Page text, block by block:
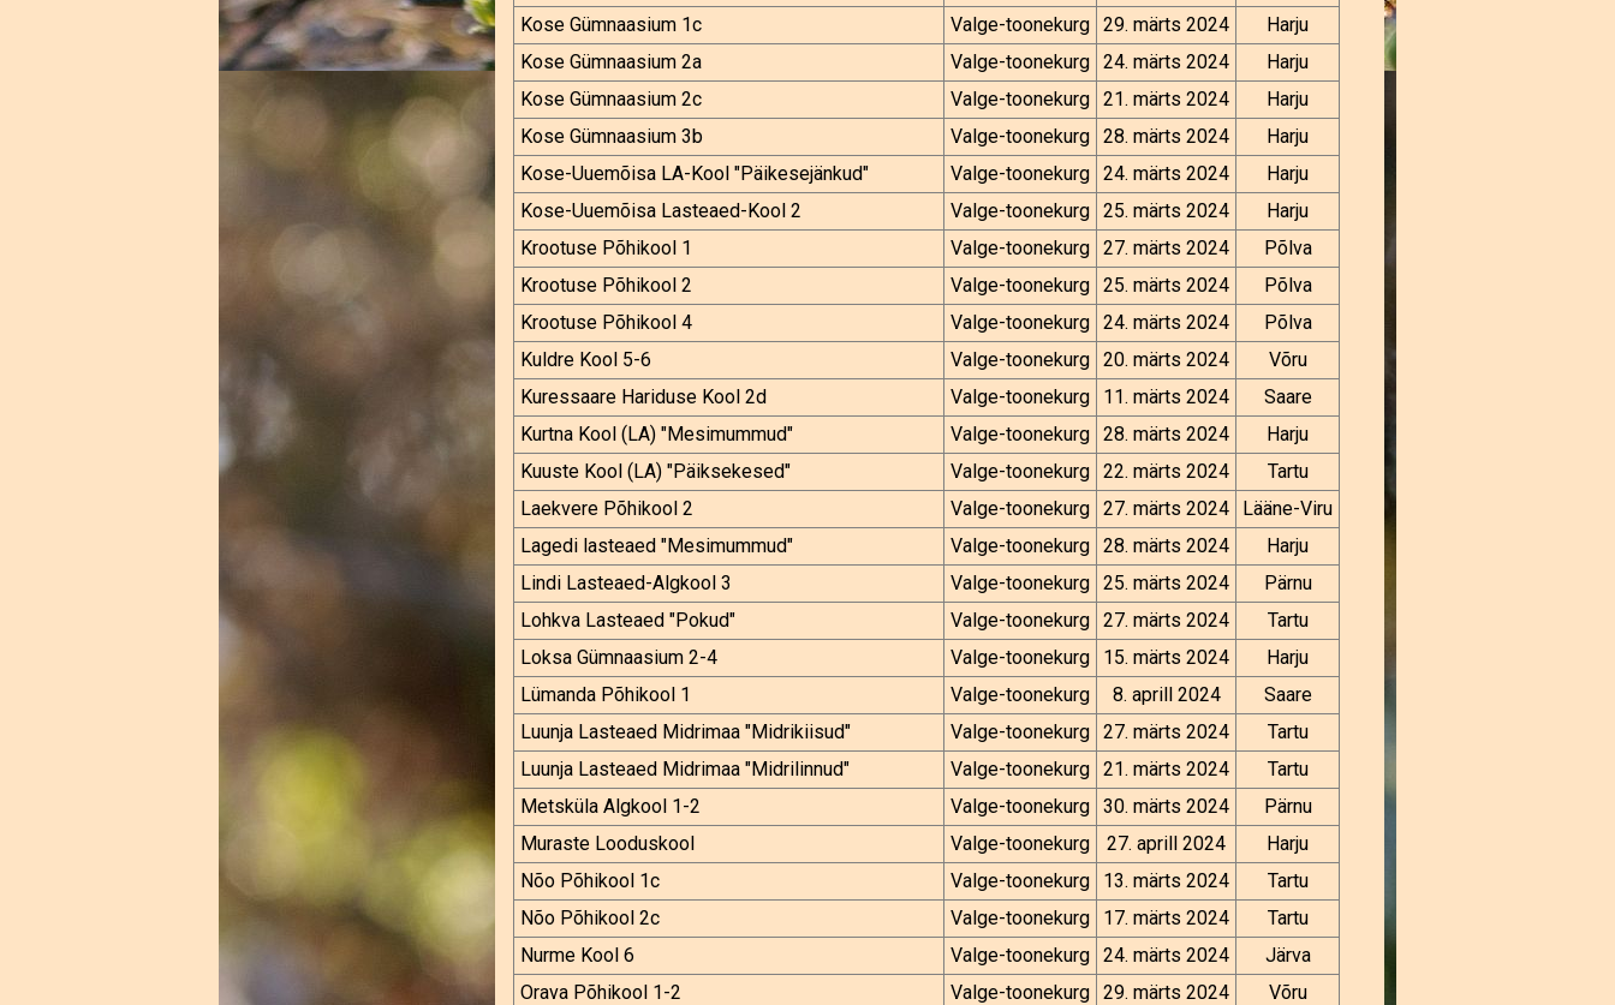
Kose Gümnaasium 1c
Valge-toonekurg 29. märts 2024
Harju
Kose Gümnaasium 2a
Valge-toonekurg 24. märts 2024
Harju
Kose Gümnaasium 2c
Valge-toonekurg 21. märts 2024
Harju
Kose Gümnaasium 3b
Valge-toonekurg 28. märts 2024
Harju
Kose-Uuemõisa LA-Kool "Päikesejänkud"
Valge-toonekurg 24. märts 2024
Harju
Kose-Uuemõisa Lasteaed-Kool 2
Valge-toonekurg 25. märts 2024
Harju
Krootuse Põhikool 1
Valge-toonekurg 27. märts 2024
Põlva
Krootuse Põhikool 2
Valge-toonekurg 25. märts 2024
Põlva
Krootuse Põhikool 4
Valge-toonekurg 24. märts 2024
Põlva
Kuldre Kool 5-6
Valge-toonekurg 20. märts 2024
Võru
Kuressaare Hariduse Kool 2d
Valge-toonekurg 11. märts 2024
Saare
Kurtna Kool (LA) "Mesimummud"
Valge-toonekurg 28. märts 2024
Harju
Kuuste Kool (LA) "Päiksekesed"
Valge-toonekurg 22. märts 2024
Tartu
Laekvere Põhikool 2
Valge-toonekurg 27. märts 2024
Lääne-Viru
Lagedi lasteaed "Mesimummud"
Valge-toonekurg 28. märts 2024
Harju
Lindi Lasteaed-Algkool 3
Valge-toonekurg 25. märts 2024
Pärnu
Lohkva Lasteaed "Pokud"
Valge-toonekurg 27. märts 2024
Tartu
Loksa Gümnaasium 2-4
Valge-toonekurg 15. märts 2024
Harju
Lümanda Põhikool 1
Valge-toonekurg 8. aprill 2024
Saare
Luunja Lasteaed Midrimaa "Midrikiisud"
Valge-toonekurg 27. märts 2024
Tartu
Luunja Lasteaed Midrimaa "Midrilinnud"
Valge-toonekurg 21. märts 2024
Tartu
Metsküla Algkool 1-2
Valge-toonekurg 30. märts 2024
Pärnu
Muraste Looduskool
Valge-toonekurg 27. aprill 2024
Harju
Nõo Põhikool 1c
Valge-toonekurg 13. märts 2024
Tartu
Nõo Põhikool 2c
Valge-toonekurg 17. märts 2024
Tartu
Nurme Kool 6
Valge-toonekurg 24. märts 2024
Järva
Orava Põhikool 1-2
Valge-toonekurg 29. märts 2024
Võru